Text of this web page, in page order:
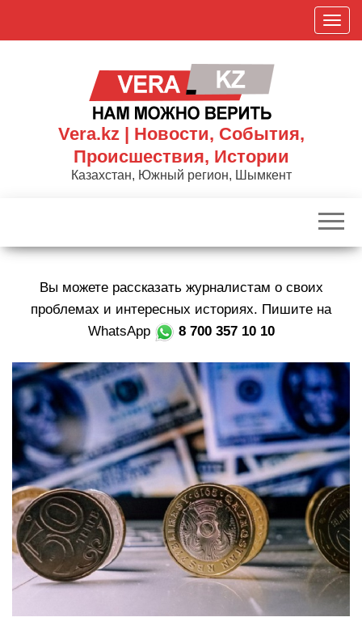
П
о
к
р
в
и
г
а
ц
и
ю
Vera.kz | Новости, События,
Происшествия, Истории
Казахстан, Южный регион, Шымкент
Вы можете рассказать журналистам о своих
проблемах и интересных историях. Пишите на
WhatsApp
8 700 357 10 10